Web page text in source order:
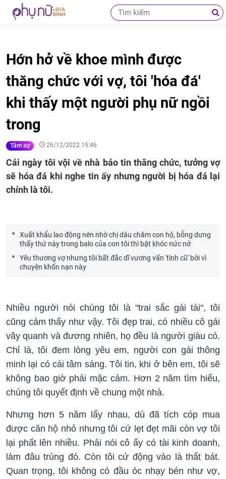
Hớn hở về khoe mình được
thăng chức với vợ, tôi 'hóa đá'
khi thấy một người phụ nữ ngồi
trong
Tâm sự 26/12/2022 15:46
Cái ngày tôi vội về nhà báo tin thăng chức, tưởng vợ
sẽ hóa đá khi nghe tin ấy nhưng người bị hóa đá lại
chính là tôi.
Xuất khẩu lao động nên nhờ chị dâu chăm con hộ, bỗng dưng
thấy thứ này trong balo của con tôi thì bật khóc nức nở
Yêu thương vợ nhưng tôi bất đắc dĩ vương vấn 'tình cũ' bởi vì
chuyện khốn nạn này
Nhiều người nói chúng tôi là "trai sắc gái tài", tôi
cũng cảm thấy như vậy. Tôi đẹp trai, có nhiều cô gái
vây quanh và đương nhiên, họ đều là người giàu có.
Chỉ là, tôi đem lòng yêu em, người con gái thông
minh lại có cái tâm sáng. Tôi tin, khi ở bên em, tôi sẽ
không bao giờ phải mặc cảm. Hơn 2 năm tìm hiểu,
chúng tôi quyết định về chung một nhà.
Nhưng hơn 5 năm lấy nhau, dù đã tích cóp mua
được căn hộ nhỏ nhưng tôi cứ lẹt đẹt mãi còn vợ tôi
lại phất lên nhiều. Phải nói cô ấy có tài kinh doanh,
làm đâu trúng đó. Còn tôi cứ động vào là thất bát.
Quan trọng, tôi không có đầu óc nhạy bén như vợ,